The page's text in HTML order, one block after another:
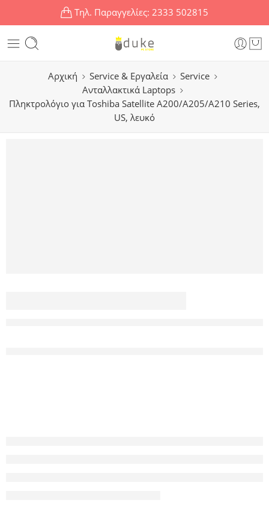
Τηλ. Παραγγελίες: 2333 502815
Αρχική Service & Εργαλεία
Service
Ανταλλακτικά Laptops
Πληκτρολόγιο για Toshiba Satellite A200/A205/A210 Series,
US, λευκό